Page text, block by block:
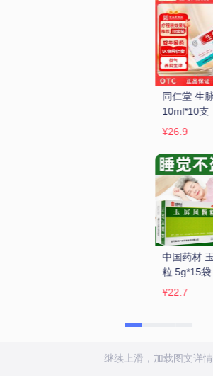
九芝堂/芝 补中益气
丸(浓缩丸) 200丸/
叶真堂 生脉饮(党参
方) 10ml*10支
继续上滑，加载图文详情